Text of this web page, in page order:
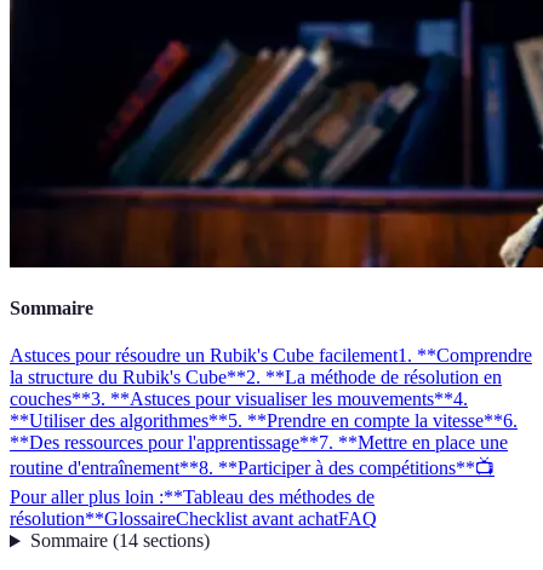
Sommaire
Astuces pour résoudre un Rubik's Cube facilement1. **Comprendre
la structure du Rubik's Cube**2. **La méthode de résolution en
couches**3. **Astuces pour visualiser les mouvements**4.
**Utiliser des algorithmes**5. **Prendre en compte la vitesse**6.
**Des ressources pour l'apprentissage**7. **Mettre en place une
routine d'entraînement**8. **Participer à des compétitions**📺
Pour aller plus loin :**Tableau des méthodes de
résolution**GlossaireChecklist avant achatFAQ
Sommaire(14 sections)